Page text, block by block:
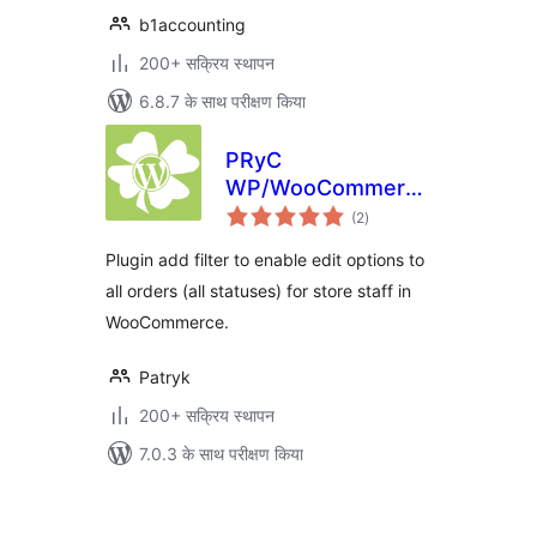
b1accounting
200+ सक्रिय स्थापन
6.8.7 के साथ परीक्षण किया
PRyC
WP/WooCommerce:
Edit all orders
(2कुल
दर)
Plugin add filter to enable edit options to
all orders (all statuses) for store staff in
WooCommerce.
Patryk
200+ सक्रिय स्थापन
7.0.3 के साथ परीक्षण किया